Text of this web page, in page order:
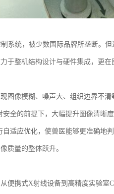
系统，被少数国际品牌所垄断。
于整机结构设计与硬件集成，更
图像模糊、噪声大、组织边界不
全的前提下，大幅提升图像清晰
适应优化，使兽医能够更准确地
质量的整体跃升。
便携式X射线设备到高精度实验室